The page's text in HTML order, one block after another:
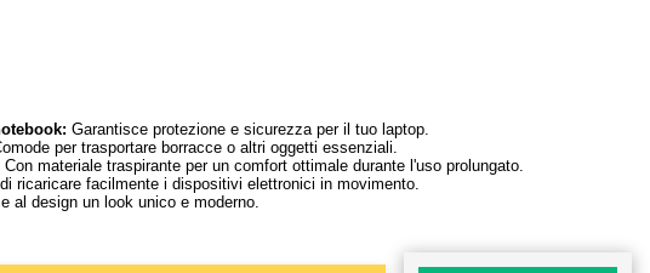
Garantisce protezione e sicurezza per il tuo laptop.
per trasportare borracce o altri oggetti essenziali.
Con materiale traspirante per un comfort ottimale durante l'uso prolungato.
ricaricare facilmente i dispositivi elettronici in movimento.
al design un look unico e moderno.